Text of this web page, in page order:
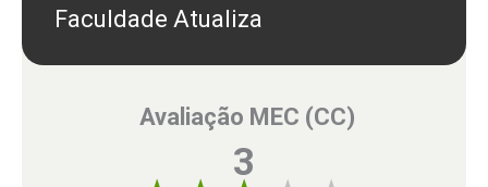
Faculdade Atualiza
Avaliação MEC (CC)
3